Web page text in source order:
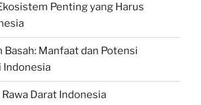
Penting yang Harus
Basah: Manfaat dan Potensi
Indonesia
Darat Indonesia